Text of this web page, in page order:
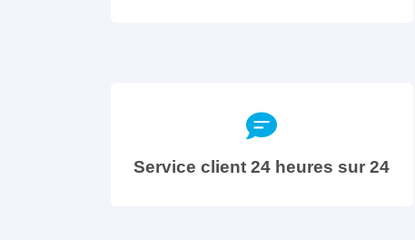
Service client 24 heures sur 24